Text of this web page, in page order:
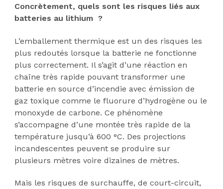
Concrètement, quels sont les risques liés aux
batteries au lithium ?
L’emballement thermique est un des risques les
plus redoutés lorsque la batterie ne fonctionne
plus correctement. Il s’agit d’une réaction en
chaîne très rapide pouvant transformer une
batterie en source d’incendie avec émission de
gaz toxique comme le fluorure d’hydrogène ou le
monoxyde de carbone. Ce phénomène
s’accompagne d’une montée très rapide de la
température jusqu’à 600 °C. Des projections
incandescentes peuvent se produire sur
plusieurs mètres voire dizaines de mètres.
Mais les risques de surchauffe, de court-circuit,